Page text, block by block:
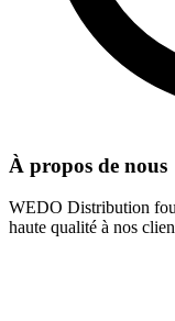
À propos de nous
WEDO Distribution
haute qualité à nos